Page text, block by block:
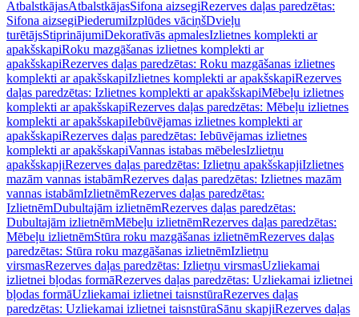
AtbalstkājasAtbalstkājasSifona aizsegiRezerves daļas paredzētas:
Sifona aizsegiPiederumiIzplūdes vāciņšDvieļu
turētājsStiprinājumiDekoratīvās apmalesIzlietnes komplekti ar
apakšskapiRoku mazgāšanas izlietnes komplekti ar
apakšskapiRezerves daļas paredzētas: Roku mazgāšanas izlietnes
komplekti ar apakšskapiIzlietnes komplekti ar apakšskapiRezerves
daļas paredzētas: Izlietnes komplekti ar apakšskapiMēbeļu izlietnes
komplekti ar apakšskapiRezerves daļas paredzētas: Mēbeļu izlietnes
komplekti ar apakšskapiIebūvējamas izlietnes komplekti ar
apakšskapiRezerves daļas paredzētas: Iebūvējamas izlietnes
komplekti ar apakšskapiVannas istabas mēbelesIzlietņu
apakšskapjiRezerves daļas paredzētas: Izlietņu apakšskapjiIzlietnes
mazām vannas istabāmRezerves daļas paredzētas: Izlietnes mazām
vannas istabāmIzlietnēmRezerves daļas paredzētas:
IzlietnēmDubultajām izlietnēmRezerves daļas paredzētas:
Dubultajām izlietnēmMēbeļu izlietnēmRezerves daļas paredzētas:
Mēbeļu izlietnēmStūra roku mazgāšanas izlietnēmRezerves daļas
paredzētas: Stūra roku mazgāšanas izlietnēmIzlietņu
virsmasRezerves daļas paredzētas: Izlietņu virsmasUzliekamai
izlietnei bļodas formāRezerves daļas paredzētas: Uzliekamai izlietnei
bļodas formāUzliekamai izlietnei taisnstūraRezerves daļas
paredzētas: Uzliekamai izlietnei taisnstūraSānu skapjiRezerves daļas